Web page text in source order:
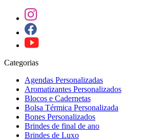
Categorias
Agendas Personalizadas
Aromatizantes Personalizados
Blocos e Cadernetas
Bolsa Térmica Personalizada
Bones Personalizados
Brindes de final de ano
Brindes de Luxo